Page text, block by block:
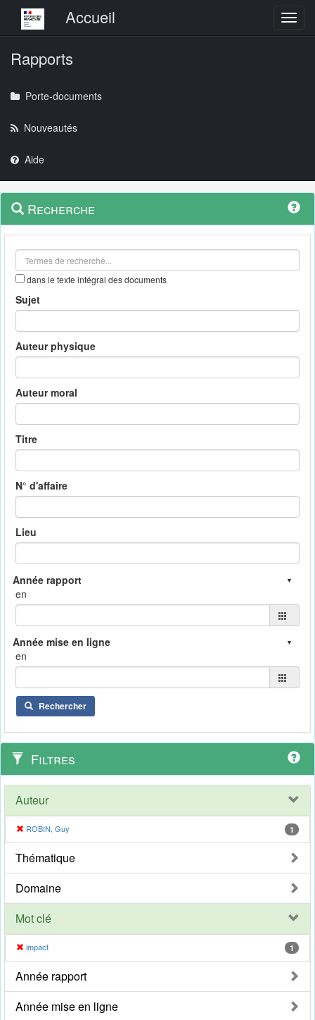
Menu principalAccueil
Rapports
Porte-documents
Nouveautés
Aide
Navigation
outils
Menu
contextuel
Recherche
dans le texte intégral des documents
Sujet
Auteur physique
Auteur moral
Titre
N° d'affaire
Lieu
en
en
Rechercher
Filtres
Auteur
ROBIN, Guy 1
Thématique
Domaine
Mot clé
impact 1
Année rapport
Année mise en ligne